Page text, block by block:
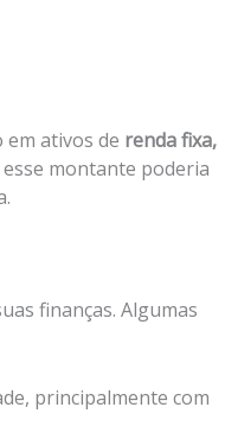
ativos de renda fixa,
esse montante poderia
finanças. Algumas
principalmente com